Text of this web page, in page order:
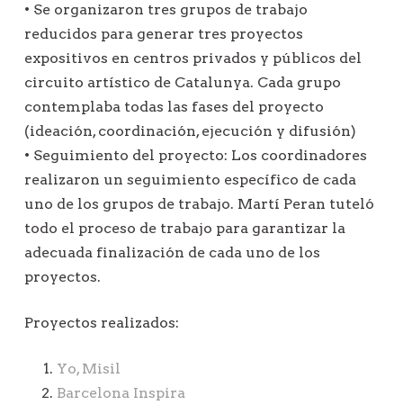
• Se organizaron tres grupos de trabajo
reducidos para generar tres proyectos
expositivos en centros privados y públicos del
circuito artístico de Catalunya. Cada grupo
contemplaba todas las fases del proyecto
(ideación, coordinación, ejecución y difusión)
• Seguimiento del proyecto: Los coordinadores
realizaron un seguimiento específico de cada
uno de los grupos de trabajo. Martí Peran tuteló
todo el proceso de trabajo para garantizar la
adecuada finalización de cada uno de los
proyectos.
Proyectos realizados:
Yo, Misil
Barcelona Inspira